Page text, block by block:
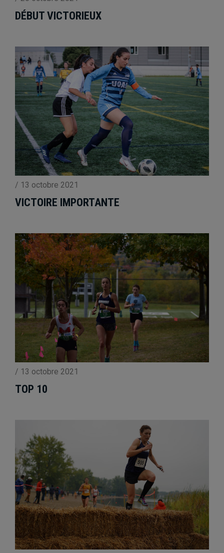
DÉBUT VICTORIEUX
/ 13 octobre 2021
VICTOIRE IMPORTANTE
/ 13 octobre 2021
TOP 10